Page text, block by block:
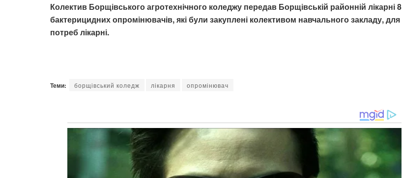
Колектив Борщівського агротехнічного коледжу передав Борщівській районній лікарні 8
бактерицидних опромінювачів, які були закуплені колективом навчального закладу, для
потреб лікарні.
Теми: борщівський коледж лікарня опромінювач